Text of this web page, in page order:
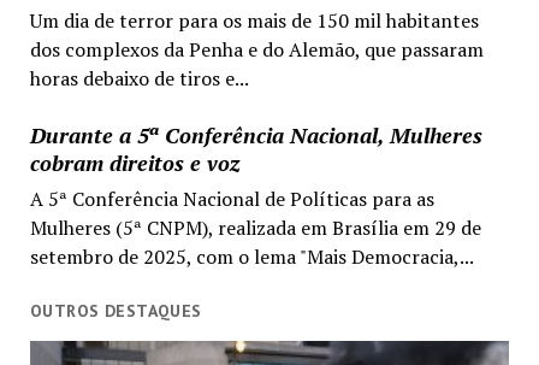
Um dia de terror para os mais de 150 mil habitantes
dos complexos da Penha e do Alemão, que passaram
horas debaixo de tiros e...
Durante a 5ª Conferência Nacional, Mulheres
cobram direitos e voz
A 5ª Conferência Nacional de Políticas para as
Mulheres (5ª CNPM), realizada em Brasília em 29 de
setembro de 2025, com o lema "Mais Democracia,...
OUTROS DESTAQUES